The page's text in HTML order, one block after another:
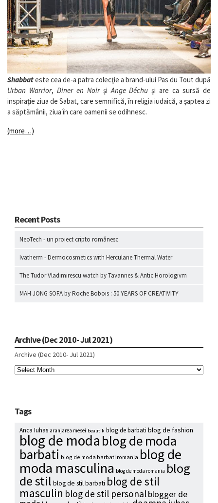
Shabbateste cea de-a patra colecţie a brand-ului Pas du Tout după
Urban Warrior, Diner en Noirşi Ange Déchu şi are ca sursă de
inspiraţie ziua de Sabat, care semnifică, în religia iudaică, a şaptea zi
a săptămânii, ziua în care oamenii se odihnesc.
(more…)
Recent Posts
NeoTech - un proiect cripto românesc
Ivatherm - Dermocosmetics with Herculane Thermal Water
The Tudor Vladimirescu watch by Tavannes & Antic Horologivm
MAH JONG SOFA by Roche Bobois : 50 YEARS OF CREATIVITY
Archive (Dec 2010- Jul 2021)
Archive (Dec 2010- Jul 2021)
Tags
Anca Iuhas aranjarea mesei beautik blog de barbati blog de fashion
blog de moda blog de moda
barbati blog de moda barbati romania blog de
moda masculina blog de moda romania blog
de stil blog de stil barbati blog de stil
masculin blog de stil personalblogger de